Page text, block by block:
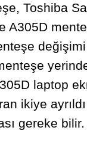
Toshiba
laptop
ikiye
gereke bilir.